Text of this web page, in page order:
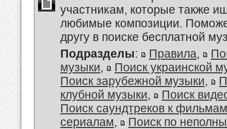
участникам, которые также
любимые композиции.
другу в поиске бесплатной
Подразделы: Правила,
музыки,
Поиск украинской
Поиск зарубежной музыки,
клубной музыки,
Поиск
Поиск саундтреков к
сериалам, Поиск по